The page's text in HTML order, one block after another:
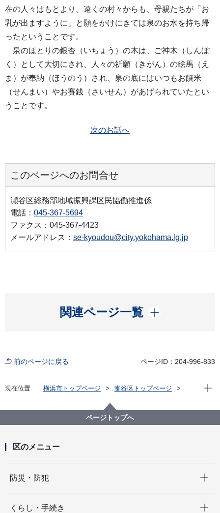
在の人々はもとより、遠くの村々からも、母親たちが「お
乳が出ますように」と願をかけにきては泉のお水を持ち帰
ったということです。
泉のほとりの銀杏（いちょう）の木は、ご神木（しんぼ
く）として大切にされ、人々の祈願（きがん）の絵馬（え
ま）が奉納（ほうのう）され、泉の底にはいつもお饌米
（せんまい）やお賽銭（さいせん）があげられていたとい
うことです。
次のお話へ
このページへのお問合せ
瀬谷区総務部地域振興課区民協働推進係
電話： 045‐367‐5694
ファクス：045‐367‐4423
メールアドレス： se-kyoudou@city.yokohama.lg.jp
関連ページ一覧
開く
前のページに戻る ページID：204-996-833
現在位置 横浜市トップページ
瀬谷区トップページ
瀬谷区の民話と昔話
第五話：東野（あずまの）の乳出神（でえーがみ）さ
ま
現在
ページトップへ
区のメニュー
防災・防犯
くらし・手続き